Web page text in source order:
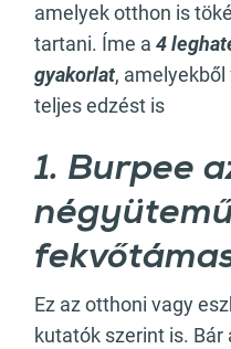
amelyek otthon is
tartani. Íme a 4
gyakorlat,
teljes edzést is
1. Burpee
Ez az otthoni vagy
kutatók szerint is. Bár